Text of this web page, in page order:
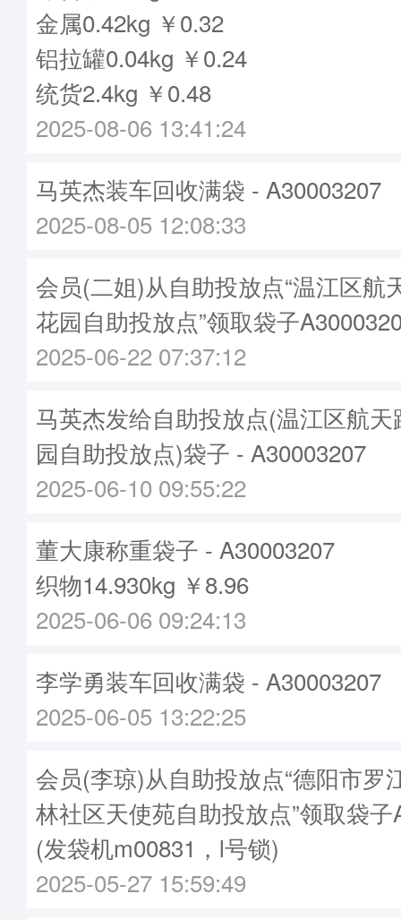
金属0.42kg ￥0.32
铝拉罐0.04kg ￥0.24
统货2.4kg ￥0.48
2025-08-06 13:41:24
马英杰装车回收满袋 - A30003207
2025-08-05 12:08:33
会员(二姐)从自助投放点“温江区航
花园自助投放点”领取袋子
2025-06-22 07:37:12
马英杰发给自助投放点(温江区航
园自助投放点)袋子 - A30003207
2025-06-10 09:55:22
董大康称重袋子 - A30003207
织物14.930kg ￥8.96
2025-06-06 09:24:13
李学勇装车回收满袋 - A30003207
2025-06-05 13:22:25
会员(李琼)从自助投放点“德阳市罗
林社区天使苑自助投放点”领取袋子
(发袋机m00831，l号锁)
2025-05-27 15:59:49